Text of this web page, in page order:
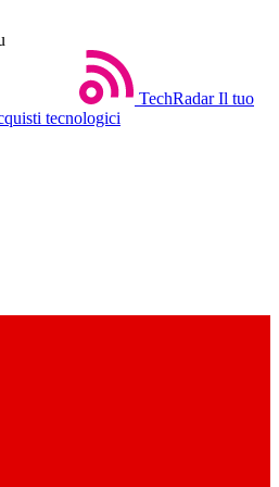
TechRadar Il tuo
tecnologici